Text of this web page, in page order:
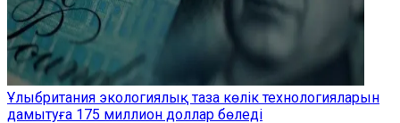
Ұлыбритания экологиялық таза көлік технологияларын
дамытуға 175 миллион доллар бөледі